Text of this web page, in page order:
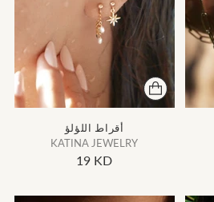
أقراط اللؤلؤ
KATINA JEWELRY
19 KD